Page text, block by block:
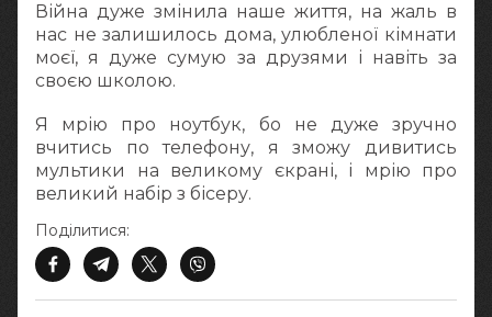
Війна дуже змінила наше життя, на жаль в
нас не залишилось дома, улюбленої кімнати
моєї, я дуже сумую за друзями і навіть за
своєю школою.
Я мрію про ноутбук, бо не дуже зручно
вчитись по телефону, я зможу дивитись
мультики на великому єкрані, і мрію про
великий набір з бісеру.
Поділитися: